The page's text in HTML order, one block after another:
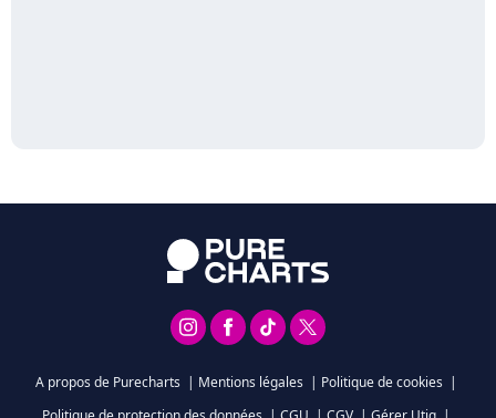
A propos de Purecharts | Mentions légales | Politique de cookies |